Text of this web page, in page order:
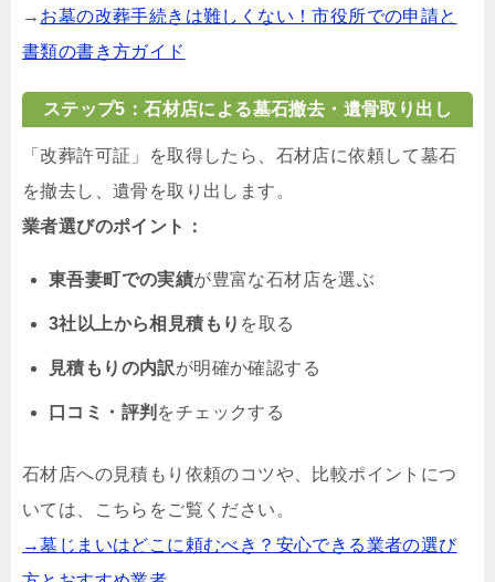
→ お墓の改葬手続きは難しくない！市役所での申請と
書類の書き方ガイド
ステップ5：石材店による墓石撤去・遺骨取り出し
「改葬許可証」を取得したら、石材店に依頼して墓石
を撤去し、遺骨を取り出します。
業者選びのポイント：
東吾妻町での実績が豊富な石材店を選ぶ
3社以上から相見積もり を取る
見積もりの内訳が明確か確認する
口コミ・評判 をチェックする
石材店への見積もり依頼のコツや、比較ポイントにつ
いては、こちらをご覧ください。
→墓じまいはどこに頼むべき？安心できる業者の選び